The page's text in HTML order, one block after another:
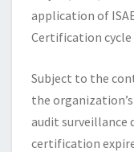
application of
Certification cycle
Subject to the
the
audit surveillance
certification